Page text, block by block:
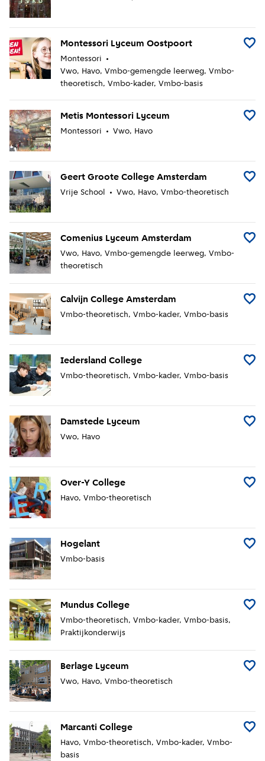
Montessori Lyceum Oostpoort
Voeg
Montessori
Vwo Havo Vmbo-gemengde leerweg Vmbo-
theoretisch Vmbo-kader Vmbo-basis
Metis Montessori Lyceum
Voeg
Montessori
Vwo Havo
Geert Groote College Amsterdam
Voeg
Vrije School
Vwo Havo Vmbo-theoretisch
Comenius Lyceum Amsterdam
Voeg
Vwo Havo Vmbo-gemengde leerweg Vmbo-
theoretisch
Calvijn College Amsterdam
Voeg
Vmbo-theoretisch Vmbo-kader Vmbo-basis
Iedersland College
Voeg
Vmbo-theoretisch Vmbo-kader Vmbo-basis
Damstede Lyceum
Voeg
Vwo Havo
Over-Y College
Voeg
Havo Vmbo-theoretisch
Hogelant
Voeg
Vmbo-basis
Mundus College
Voeg
Vmbo-theoretisch Vmbo-kader Vmbo-basis
Praktijkonderwijs
Berlage Lyceum
Voeg
Vwo Havo Vmbo-theoretisch
Marcanti College
Voeg
Havo Vmbo-theoretisch Vmbo-kader Vmbo-
basis